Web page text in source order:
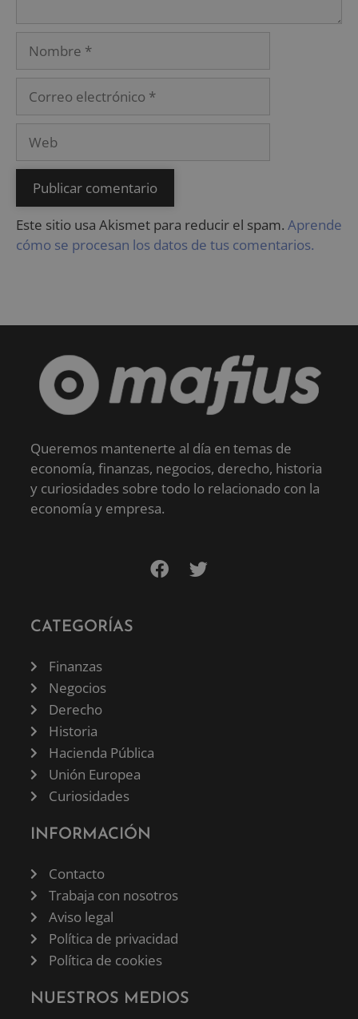
Este sitio usa Akismet para reducir el spam. Aprende
cómo se procesan los datos de tus comentarios.
Queremos mantenerte al día en temas de
economía, finanzas, negocios, derecho, historia
y curiosidades sobre todo lo relacionado con la
economía y empresa.
CATEGORÍAS
Finanzas
Negocios
Derecho
Historia
Hacienda Pública
Unión Europea
Curiosidades
INFORMACIÓN
Contacto
Trabaja con nosotros
Aviso legal
Política de privacidad
Política de cookies
NUESTROS MEDIOS